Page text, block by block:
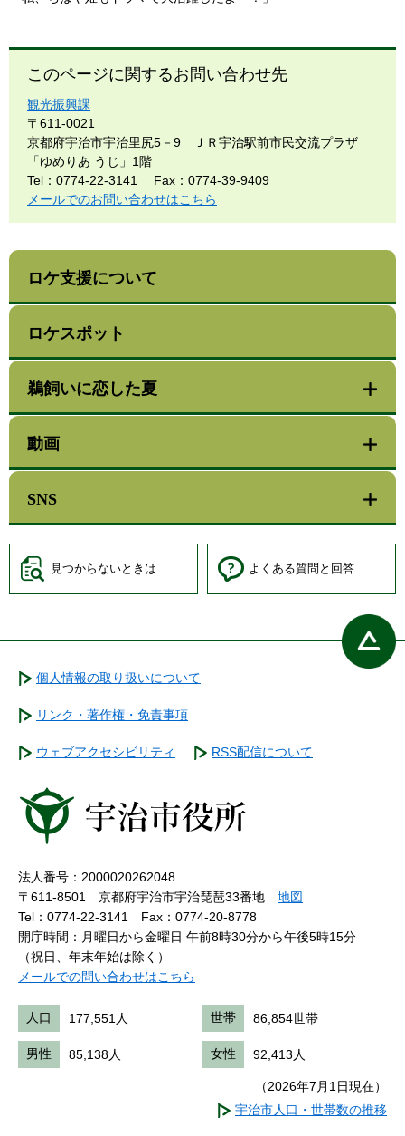
このページに関するお問い合わせ先
観光振興課
〒611-0021
京都府宇治市宇治里尻5－9 ＪＲ宇治駅前市民交流プラザ
「ゆめりあ うじ」1階
Tel：0774-22-3141
Fax：0774-39-9409
メールでのお問い合わせはこちら
ロケ支援について
ロケスポット
鵜飼いに恋した夏
動画
SNS
見つからないときは よくある質問と回答
個人情報の取り扱いについて
リンク・著作権・免責事項
ウェブアクセシビリティ RSS配信について
法人番号：2000020262048
〒611-8501 京都府宇治市宇治琵琶33番地 地図
Tel：0774-22-3141
Fax：0774-20-8778
開庁時間：月曜日から金曜日 午前8時30分から午後5時15分
（祝日、年末年始は除く）
メールでの問い合わせはこちら
人口 177,551人 世帯 86,854世帯
男性 85,138人 女性 92,413人
（2026年7月1日現在）
宇治市人口・世帯数の推移